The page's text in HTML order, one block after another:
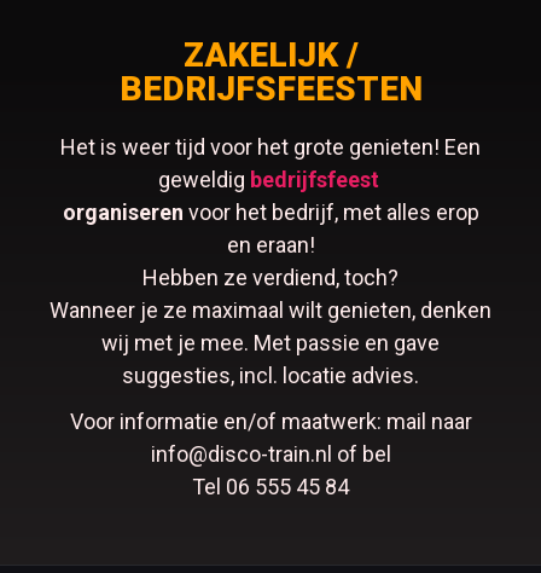
ZAKELIJK /
BEDRIJFSFEESTEN
Het is weer tijd voor het grote genieten! Een
geweldig bedrijfsfeest
organiseren voor het bedrijf, met alles erop
en eraan!
Hebben ze verdiend, toch?
Wanneer je ze maximaal wilt genieten, denken
wij met je mee. Met passie en gave
suggesties, incl. locatie advies.
Voor informatie en/of maatwerk: mail naar
info@disco-train.nl of bel
Tel 06 555 45 84